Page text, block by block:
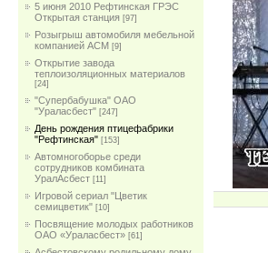
5 июня 2010 Рефтинская ГРЭС
Открытая станция [97]
Розыгрыш автомобиля мебельной
компанией АСМ [9]
Открытие завода
теплоизоляционных материалов
[24]
"Супербабушка" ОАО
"Ураласбест" [247]
День рождения птицефабрики
"Рефтинская" [153]
Автомногоборье среди
сотрудников комбината
УралАсбест [11]
Игровой сериал "Цветик
семицветик" [10]
Посвящение молодых работников
ОАО «Ураласбест» [61]